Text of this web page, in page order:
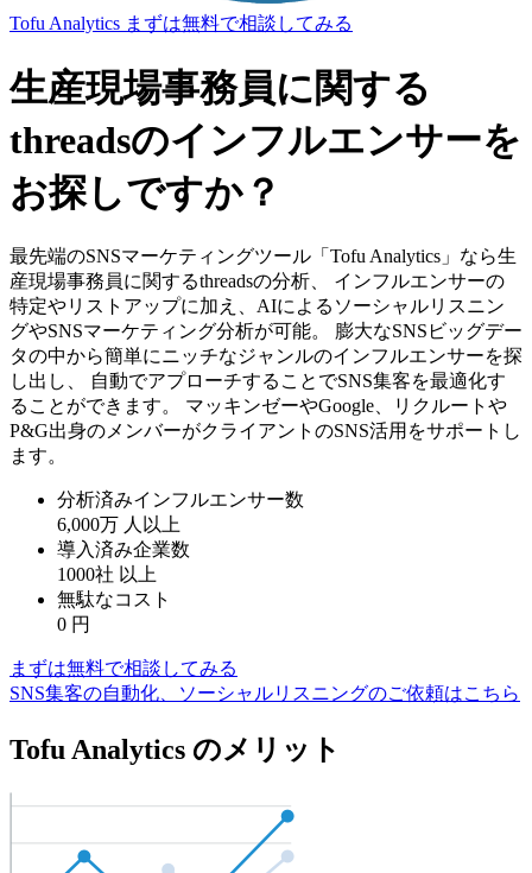
Tofu Analytics まずは無料で相談してみる
生産現場事務員に関する
threadsのインフルエンサーを
お探しですか？
最先端のSNSマーケティングツール「Tofu Analytics」なら生
産現場事務員に関するthreadsの分析、 インフルエンサーの
特定やリストアップに加え、AIによるソーシャルリスニン
グやSNSマーケティング分析が可能。 膨大なSNSビッグデー
タの中から簡単にニッチなジャンルのインフルエンサーを探
し出し、 自動でアプローチすることでSNS集客を最適化す
ることができます。 マッキンゼーやGoogle、リクルートや
P&G出身のメンバーがクライアントのSNS活用をサポートし
ます。
分析済みインフルエンサー数
6,000万 人以上
導入済み企業数
1000社 以上
無駄なコスト
0 円
まずは無料で相談してみる
SNS集客の自動化、ソーシャルリスニングのご依頼はこちら
Tofu Analytics のメリット